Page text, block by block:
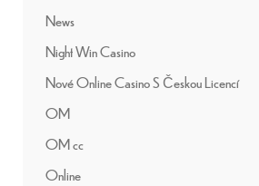
News
Night Win Casino
Nové Online Casino S Českou Licencí
OM
OM cc
Online